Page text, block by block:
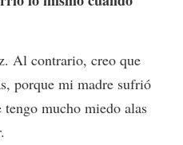
Al contrario, creo que
porque mi madre sufrió
mucho miedo alas